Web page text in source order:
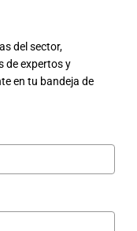
del sector,
de expertos y
en tu bandeja de